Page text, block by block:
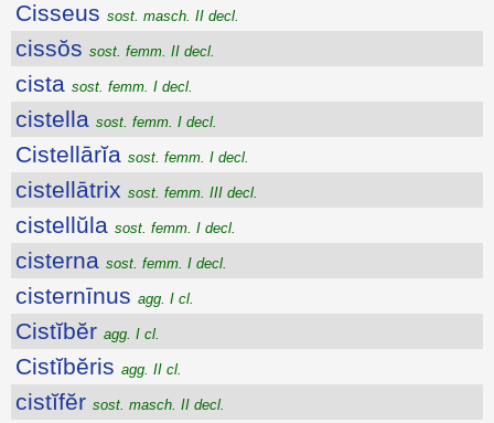
Cisseus sost. masch. II decl.
cissŏs sost. femm. II decl.
cista sost. femm. I decl.
cistella sost. femm. I decl.
Cistellārĭa sost. femm. I decl.
cistellātrix sost. femm. III decl.
cistellŭla sost. femm. I decl.
cisterna sost. femm. I decl.
cisternīnus agg. I cl.
Cistĭbĕr agg. I cl.
Cistĭbĕris agg. II cl.
cistĭfĕr sost. masch. II decl.